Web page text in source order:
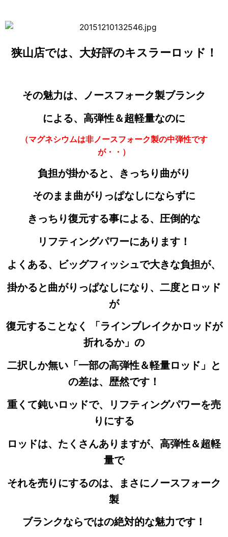
狭山店では、大好評のキスラーロッド！
その魅力は、ノースフォーク製ブランク
による、高弾性＆超軽量なのに
（マグネシウムは非ノースフォーク製の中弾性です
が・・）
負担が掛かると、きっちり曲がり
そのまま曲がりっぱなしにならずに
きっちり復元する事による、圧倒的な
リフティングパワーにあります！
よくある、ビッグフィッシュで大きな負担が、
掛かると曲がりっぱなしになり、二度とロッド
が
復元することなく 「ラインブレイクかロッドが
折れるか」の
二択しか無い 「一部の高弾性＆軽量ロッド」と
の差は、歴然です！
重くて鈍いロッドで、リフティングパワーを売
りにする
ロッドは、たくさんありますが、高弾性＆超軽
量で
それを売りにするのは、まさにノースフォーク
製
ブランクならではの絶対的な魅力です！